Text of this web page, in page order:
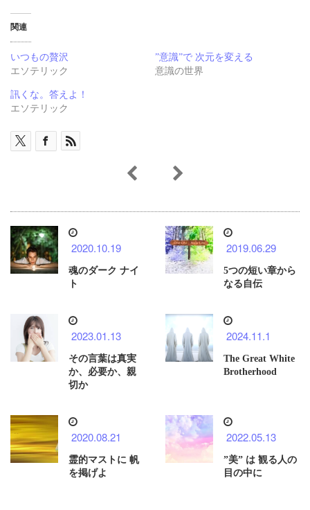
関連
いつもの贅沢
エソテリック
”意識”で 次元を変える
意識の世界
訊くな。答えよ！
エソテリック
2020.10.19
魂のダーク ナイ
ト
2019.06.29
5つの短い章から
なる自伝
2023.01.13
その言葉は真実
か、必要か、親
切か
2024.11.1
The Great White
Brotherhood
2020.08.21
霊的マストに 帆
を掲げよ
2022.05.13
”美” は 観る人の
目の中に